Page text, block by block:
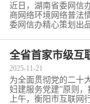
近日，湖南省委网信
商网络环境网络普法
委网信办精心策划出
全省首家市级互
2025-11-21
为全面贯彻党的二十
妇建服务党建”原则
上午，衡阳市互联网